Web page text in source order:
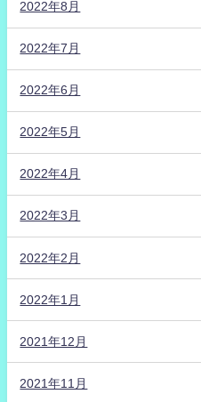
2022年8月
2022年7月
2022年6月
2022年5月
2022年4月
2022年3月
2022年2月
2022年1月
2021年12月
2021年11月